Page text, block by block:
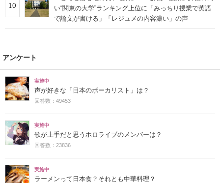
10
い“関東の大学”ランキング上位に「みっちり授業で英語
で論文が書ける」「レジュメの内容濃い」の声
アンケート
実施中
声が好きな「日本のボーカリスト」は？
回答数：49453
実施中
歌が上手だと思うホロライブのメンバーは？
回答数：23836
実施中
ラーメンって日本食？それとも中華料理？